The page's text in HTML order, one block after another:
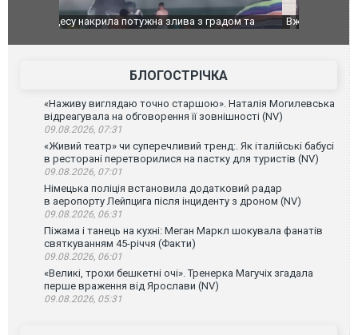
Вже вивели на тести: Ferrari готує оновлення
Вийшов
фільму
БЛОГОСТРІЧКА
«Наживу виглядаю точно старшою». Наталія Могилевська
відреагувала на обговорення її зовнішності (NV)
09.08.2026, 07:31
«Живий театр» чи суперечливий тренд:. Як італійські бабусі
в ресторані перетворилися на пастку для туристів (NV)
09.08.2026, 07:01
Німецька поліція встановила додатковий радар
в аеропорту Лейпцига після інциденту з дроном (NV)
09.08.2026, 06:31
Піжама і танець на кухні: Меган Маркл шокувала фанатів
святкуванням 45-річчя (Факти)
09.08.2026, 06:01
«Великі, трохи бешкетні очі». Тренерка Магучіх згадала
перше враження від Ярослави (NV)
09.08.2026, 05:31